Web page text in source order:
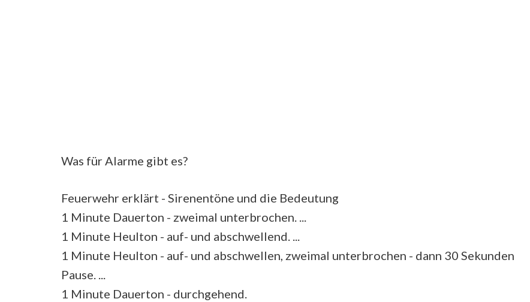
Was für Alarme gibt es?
Feuerwehr erklärt - Sirenentöne und die Bedeutung
1 Minute Dauerton - zweimal unterbrochen. ...
1 Minute Heulton - auf- und abschwellend. ...
1 Minute Heulton - auf- und abschwellen, zweimal unterbrochen - dann 30 Sekunden
Pause. ...
1 Minute Dauerton - durchgehend.